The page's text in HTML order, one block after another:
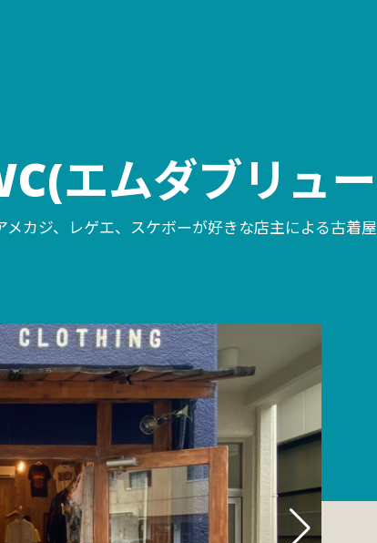
エムダブリュ
メカジ、レゲエ、スケボーが好きな店主による古着